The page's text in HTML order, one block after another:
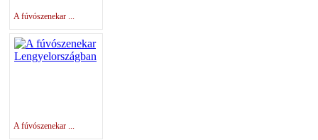
A fúvószenekar ...
A fúvószenekar ...